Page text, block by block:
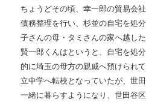
ちょうどその頃、幸一郎の貿易会
債務整理を行い、杉並の自宅を処
子さんの母・タミさんの家へ越した
賢一郎くんはというと、自宅を処
的に埼玉の母方の親戚へ預けられ
立中学へ転校となっていたが、世
一緒に暮らすようになり、世田谷